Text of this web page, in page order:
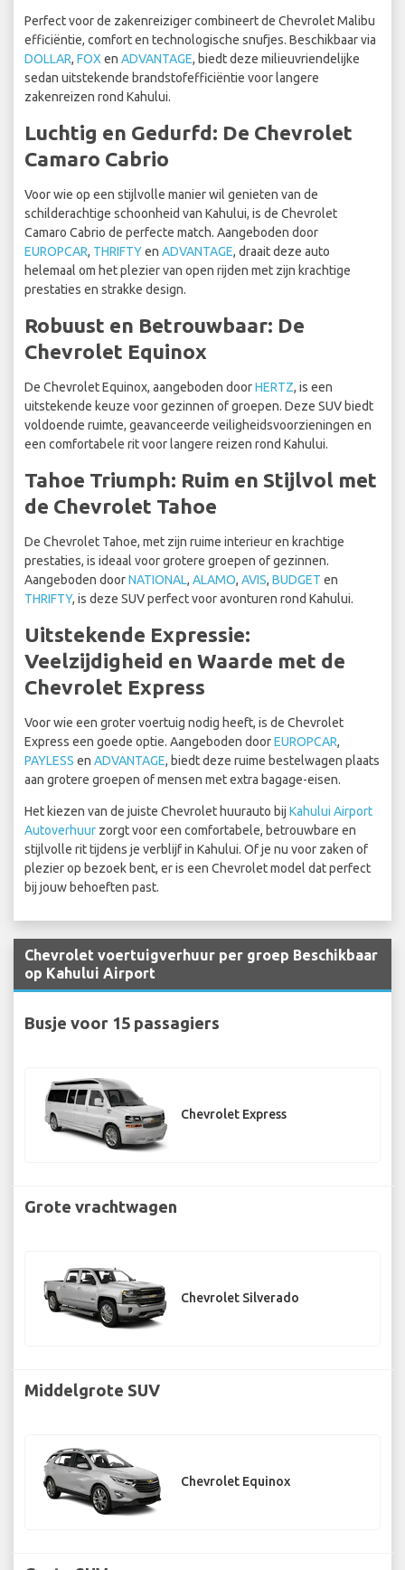
Perfect voor de zakenreiziger combineert de Chevrolet Malibu
efficiëntie, comfort en technologische snufjes. Beschikbaar via
DOLLAR, FOX en ADVANTAGE, biedt deze milieuvriendelijke
sedan uitstekende brandstofefficiëntie voor langere
zakenreizen rond Kahului.
Luchtig en Gedurfd: De Chevrolet
Camaro Cabrio
Voor wie op een stijlvolle manier wil genieten van de
schilderachtige schoonheid van Kahului, is de Chevrolet
Camaro Cabrio de perfecte match. Aangeboden door
EUROPCAR, THRIFTYen ADVANTAGE, draait deze auto
helemaal om het plezier van open rijden met zijn krachtige
prestaties en strakke design.
Robuust en Betrouwbaar: De
Chevrolet Equinox
De Chevrolet Equinox, aangeboden doorHERTZ, is een
uitstekende keuze voor gezinnen of groepen. Deze SUV biedt
voldoende ruimte, geavanceerde veiligheidsvoorzieningen en
een comfortabele rit voor langere reizen rond Kahului.
Tahoe Triumph: Ruim en Stijlvol met
de Chevrolet Tahoe
De Chevrolet Tahoe, met zijn ruime interieur en krachtige
prestaties, is ideaal voor grotere groepen of gezinnen.
Aangeboden doorNATIONAL, ALAMO, AVIS, BUDGET en
THRIFTY, is deze SUV perfect voor avonturen rond Kahului.
Uitstekende Expressie:
Veelzijdigheid en Waarde met de
Chevrolet Express
Voor wie een groter voertuig nodig heeft, is de Chevrolet
Express een goede optie. Aangeboden doorEUROPCAR,
PAYLESS en ADVANTAGE, biedt deze ruime bestelwagen plaats
aan grotere groepen of mensen met extra bagage-eisen.
Het kiezen van de juiste Chevrolet huurauto bij Kahului Airport
Autoverhuur zorgt voor een comfortabele, betrouwbare en
stijlvolle rit tijdens je verblijf in Kahului. Of je nu voor zaken of
plezier op bezoek bent, er is een Chevrolet model dat perfect
bij jouw behoeften past.
Chevrolet voertuigverhuur per groep Beschikbaar
op Kahului Airport
Busje voor 15 passagiers
Chevrolet Express
Grote vrachtwagen
Chevrolet Silverado
Middelgrote SUV
Chevrolet Equinox